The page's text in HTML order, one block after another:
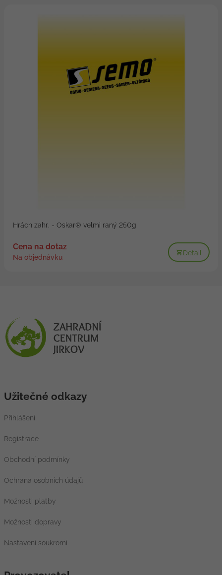
Hrách zahr. - Oskar® velmi raný 250g
Cena na dotaz
Na objednávku
Detail
Užitečné odkazy
Přihlášení
Registrace
Obchodní podmínky
Ochrana osobních údajů
Možnosti platby
Možnosti dopravy
Nastavení soukromí